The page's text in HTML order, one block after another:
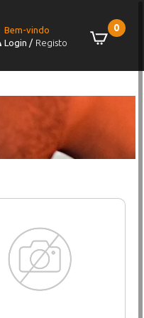
0
Bem-vindo
Login / Registo